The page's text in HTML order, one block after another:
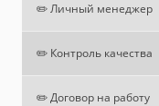
✏️ Личный менеджер
✏️ Контроль качества
✏️ Договор на работу